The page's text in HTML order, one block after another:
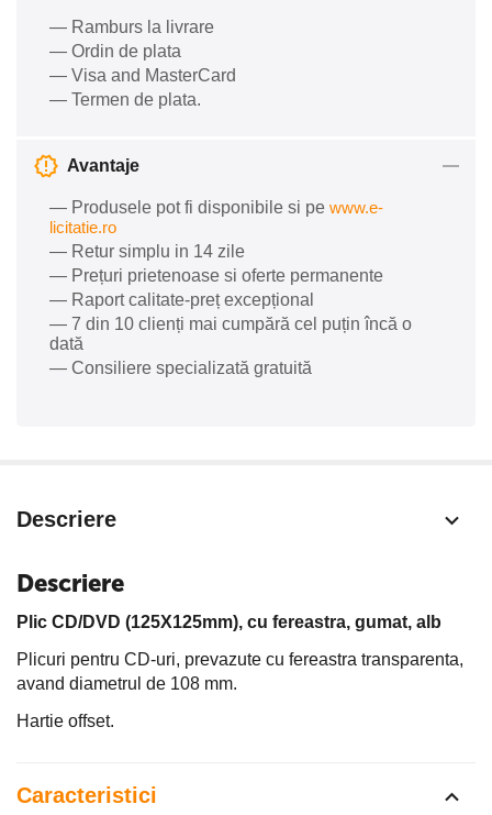
— Ramburs la livrare
— Ordin de plata
— Visa and MasterCard
— Termen de plata.
Avantaje
— Produsele pot fi disponibile si pe www.e-
licitatie.ro
— Retur simplu in 14 zile
— Prețuri prietenoase si oferte permanente
— Raport calitate-preț excepțional
— 7 din 10 clienți mai cumpără cel puțin încă o
dată
— Consiliere specializată gratuită
Descriere
Descriere
Plic CD/DVD (125X125mm), cu fereastra, gumat, alb
Plicuri pentru CD-uri, prevazute cu fereastra transparenta,
avand diametrul de 108 mm.
Hartie offset.
Caracteristici